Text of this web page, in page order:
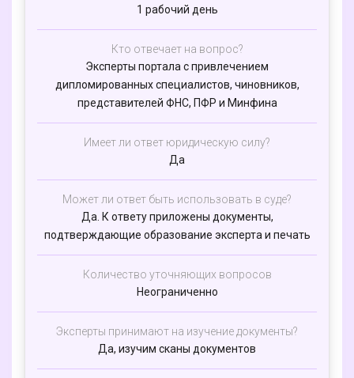
1 рабочий день
Кто отвечает на вопрос?
Эксперты портала с привлечением
дипломированных специалистов, чиновников,
представителей ФНС, ПФР и Минфина
Имеет ли ответ юридическую силу?
Да
Может ли ответ быть использовать в суде?
Да. К ответу приложены документы,
подтверждающие образование эксперта и печать
Количество уточняющих вопросов
Неограниченно
Эксперты принимают на изучение документы?
Да, изучим сканы документов